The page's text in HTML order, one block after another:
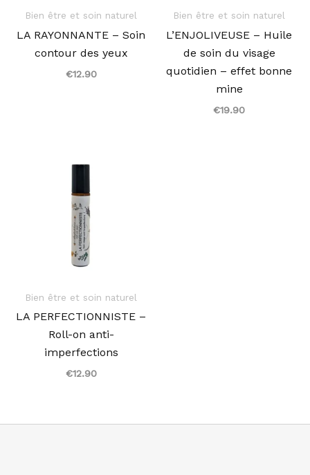
Bien être et soin naturel
LA RAYONNANTE – Soin
contour des yeux
€12.90
Bien être et soin naturel
L’ENJOLIVEUSE – Huile
de soin du visage
quotidien – effet bonne
mine
€19.90
Bien être et soin naturel
LA PERFECTIONNISTE –
Roll-on anti-
imperfections
€12.90